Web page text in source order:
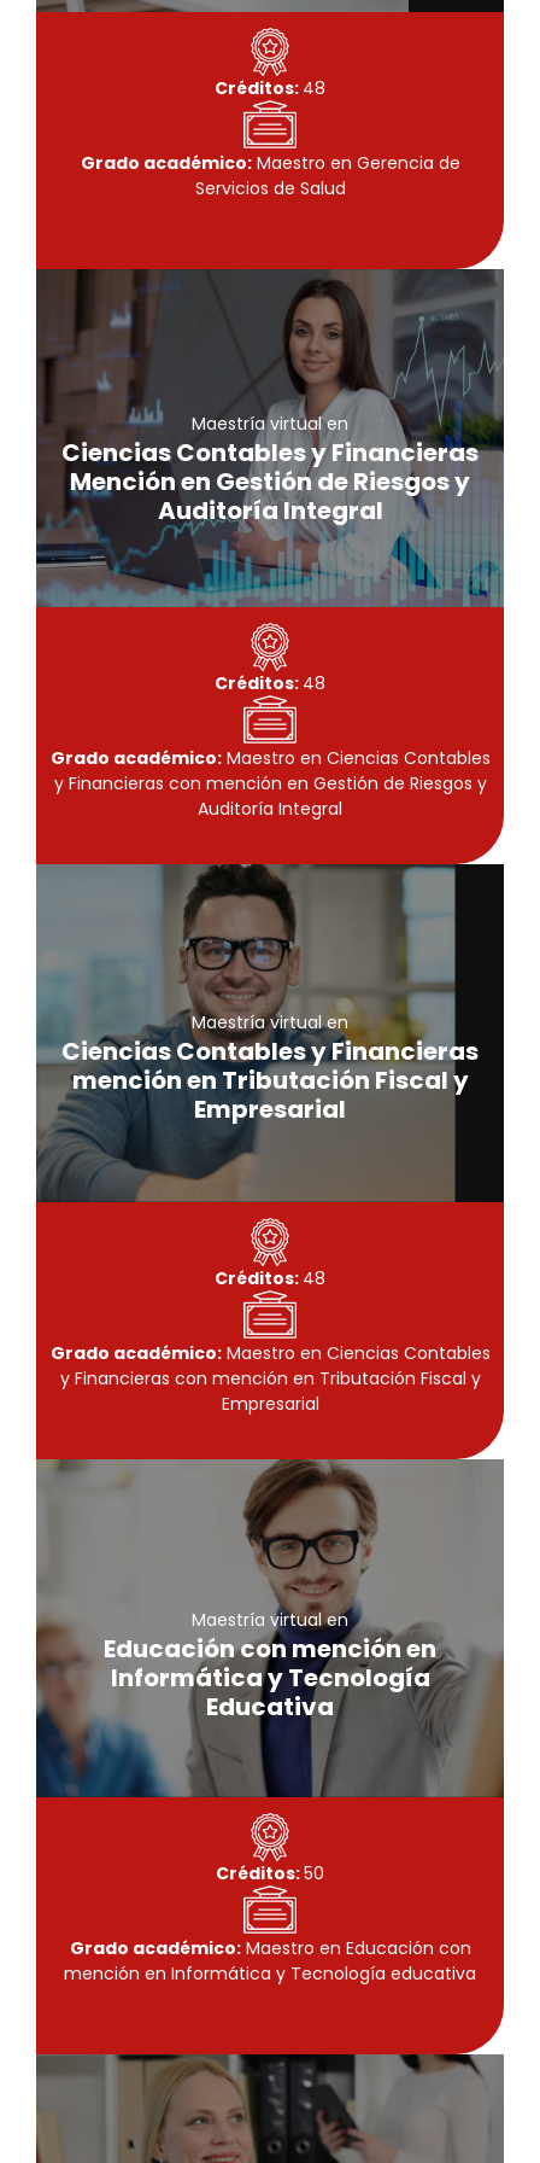
Créditos: 48
Grado académico:Maestro en Gerencia de
Servicios de Salud
Maestría virtual en
Ciencias Contables y Financieras
Mención en Gestión de Riesgos y
Auditoría Integral
Maestría virtual
Ciencias Contables y Financieras
Mención en Gestión de Riesgos y
Auditoría Integral
Conoce más
Créditos: 48
Grado académico:Maestro en Ciencias Contables
y Financieras con mención en Gestión de Riesgos y
Auditoría Integral
Maestría virtual en
Ciencias Contables y Financieras
mención en Tributación Fiscal y
Empresarial
Maestría virtual
Ciencias Contables y Financieras
mención en Tributación Fiscal y
Empresarial
Conoce más
Créditos: 48
Grado académico:Maestro en Ciencias Contables
y Financieras con mención en Tributación Fiscal y
Empresarial
Maestría virtual en
Educación con mención en
Informática y Tecnología
Educativa
Maestría virtual
Educación con mención en
Informática y Tecnología
Educativa
Conoce más
Créditos:50
Grado académico:Maestro en Educación con
mención en Informática y Tecnología educativa